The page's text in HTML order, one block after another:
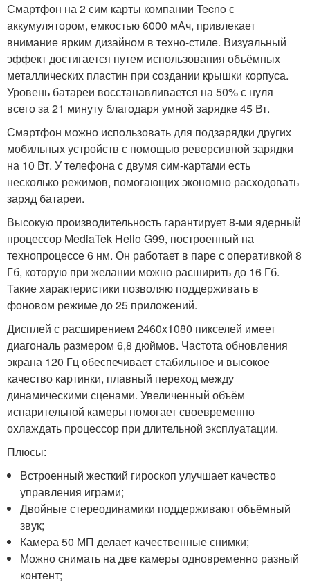
Смартфон на 2 сим карты компании Tecno с
аккумулятором, емкостью 6000 мАч, привлекает
внимание ярким дизайном в техно-стиле. Визуальный
эффект достигается путем использования объёмных
металлических пластин при создании крышки корпуса.
Уровень батареи восстанавливается на 50% с нуля
всего за 21 минуту благодаря умной зарядке 45 Вт.
Смартфон можно использовать для подзарядки других
мобильных устройств с помощью реверсивной зарядки
на 10 Вт. У телефона с двумя сим-картами есть
несколько режимов, помогающих экономно расходовать
заряд батареи.
Высокую производительность гарантирует 8-ми ядерный
процессор MediaTek Helio G99, построенный на
технопроцессе 6 нм. Он работает в паре с оперативкой 8
Гб, которую при желании можно расширить до 16 Гб.
Такие характеристики позволяю поддерживать в
фоновом режиме до 25 приложений.
Дисплей с расширением 2460х1080 пикселей имеет
диагональ размером 6,8 дюймов. Частота обновления
экрана 120 Гц обеспечивает стабильное и высокое
качество картинки, плавный переход между
динамическими сценами. Увеличенный объём
испарительной камеры помогает своевременно
охлаждать процессор при длительной эксплуатации.
Плюсы:
Встроенный жесткий гироскоп улучшает качество
управления играми;
Двойные стереодинамики поддерживают объёмный
звук;
Камера 50 МП делает качественные снимки;
Можно снимать на две камеры одновременно разный
контент;